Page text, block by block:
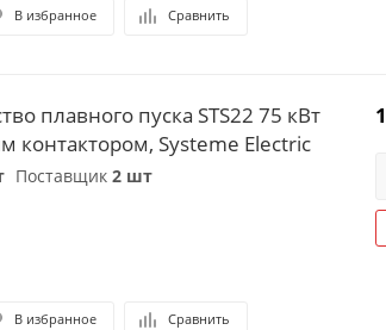
В избранное Сравнить
плавного пуска STS22 75 кВт
контактором, Systeme Electric
Поставщик 2 шт
В избранное Сравнить